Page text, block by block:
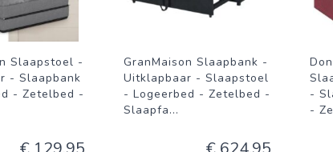
Slaapstoel -
- Slaapbank
- Zetelbed -
GranMaison Slaapbank -
Uitklapbaar - Slaapstoel
- Logeerbed - Zetelbed -
Slaapfa...
-
-